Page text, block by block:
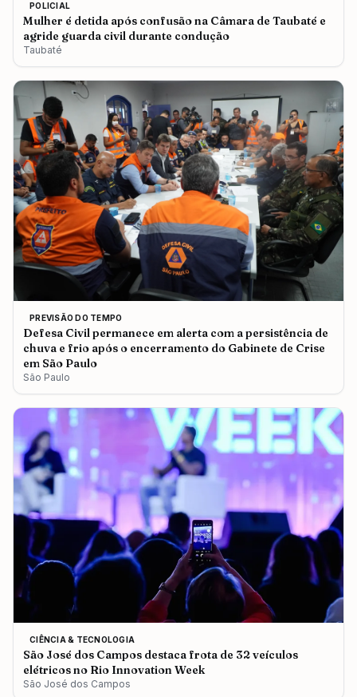
POLICIAL
Mulher é detida após confusão na Câmara de Taubaté e
agride guarda civil durante condução
Taubaté
PREVISÃO DO TEMPO
Defesa Civil permanece em alerta com a persistência de
chuva e frio após o encerramento do Gabinete de Crise
em São Paulo
São Paulo
CIÊNCIA & TECNOLOGIA
São José dos Campos destaca frota de 32 veículos
elétricos no Rio Innovation Week
São José dos Campos